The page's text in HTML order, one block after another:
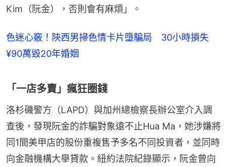
Kim（阮金），否則會有麻煩」。
色迷心竅！陝西男掃色情卡片墮騙局 30小時損失
¥90萬毀20年婚姻
「一店多賣」瘋狂圈錢
洛杉磯警方（LAPD）與加州總檢察長辦公室介入調
查後，發現阮金的詐騙對象遠不止Hua Ma，她涉嫌將
同1間美甲店的股份重複售予多名不同投資者，並同時
向金融機構大舉貸款。紐約法院紀錄顯示，阮金曾向